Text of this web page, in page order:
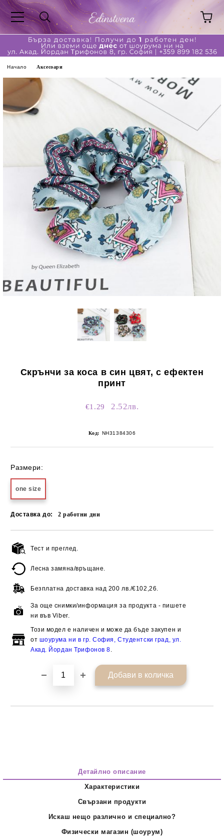
Начало Аксесоари
Скрънчи за коса в син цвят, с ефектен
принт
€1.29 2.52лв.
Код: NH31384306
Размери:
one size
Доставка до: 2работни дни
Тест и преглед.
Лесна замяна/връщане.
Безплатна доставка над 200 лв./€102,26.
За още снимки/информация за продукта - пишете
ни във Viber.
Този модел е наличен и може да бъде закупен и
от шоурума ни в гр. София, Студентски град, ул.
Акад. Йордан Трифонов 8
Детайлно описание
Характеристики
Свързани продукти
Искаш нещо различно и специално?
Физически магазин (шоурум)